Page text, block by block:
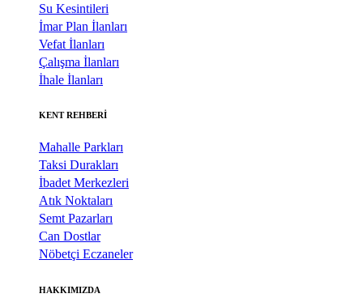
Su Kesintileri
İmar Plan İlanları
Vefat İlanları
Çalışma İlanları
İhale İlanları
KENT REHBERİ
Mahalle Parkları
Taksi Durakları
İbadet Merkezleri
Atık Noktaları
Semt Pazarları
Can Dostlar
Nöbetçi Eczaneler
HAKKIMIZDA